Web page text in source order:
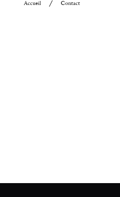
Accueil Contact